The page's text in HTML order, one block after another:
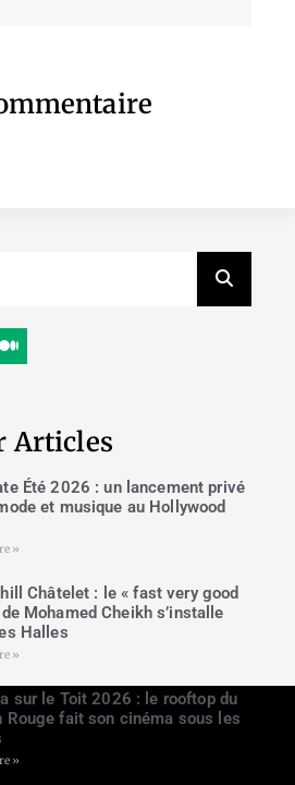
Articles
Été 2026 : un lancement privé
et musique au Hollywood
»
Châtelet : le « fast very good
Mohamed Cheikh s’installe
Halles
»
sur le Toit 2026 : le rooftop du
Rouge fait son cinéma sous les
»